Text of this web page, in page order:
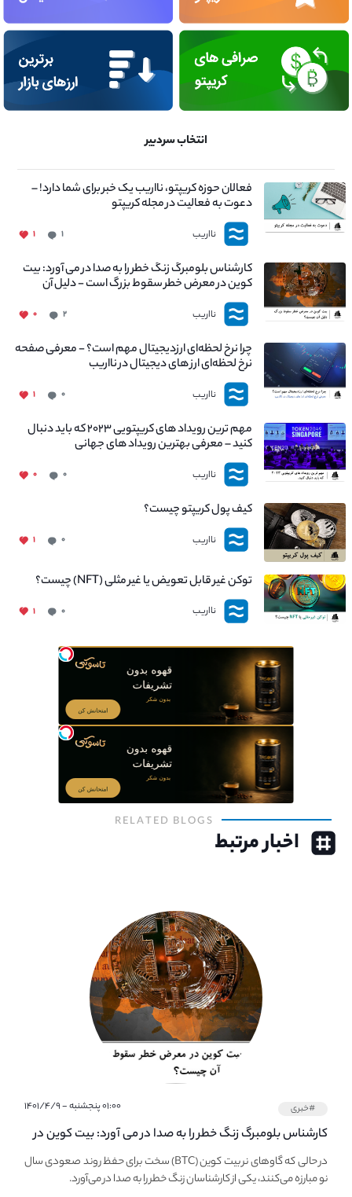
انتخاب سردبیر
فعالان حوزه کریپتو، نااریب یک خبر برای شما دارد! –
دعوت به فعالیت در مجله کریپتو
نااریب ۱ ۱
کارشناس بلومبرگ زنگ خطر را به صدا در می آورد: بیت
کوین در معرض خطر سقوط بزرگ است - دلیل آن
چیست؟
نااریب ۲ ۰
چرا نرخ لحظه‌ای ارزدیجیتال مهم است؟ - معرفی صفحه
نرخ لحظه‌ای ارز های دیجیتال در نااریب
نااریب ۰ ۱
مهم ترین رویداد های کریپتویی ۲۰۲۳ که باید دنبال
کنید – معرفی بهترین رویداد های جهانی
نااریب ۰ ۰
کیف پول کریپتو چیست؟
نااریب ۰ ۱
توکن غیر قابل تعویض یا غیر مثلی (NFT) چیست؟
نااریب ۰ ۱
RELATED BLOGS
اخبار مرتبط
#خبری ۰۱:۰۰ پنجشنبه - ۱۴۰۱/۴/۹
کارشناس بلومبرگ زنگ خطر را به صدا در می آورد: بیت کوین در
معرض خطر سقوط بزرگ است - دلیل آن چیست؟در حالی که گاوهای نر بیت کوین (BTC) سخت برای حفظ روند صعودی سال
نو مبارزه می‌کنند، یکی از کارشناسان زنگ خطر را به صدا در می‌آورد.